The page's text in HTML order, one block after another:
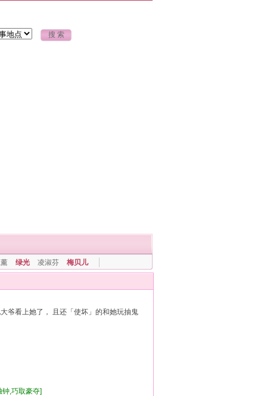
绿光 凌淑芬 梅贝儿
爷看上她了， 且还「使坏」的和她玩抽鬼
钟,巧取豪夺]